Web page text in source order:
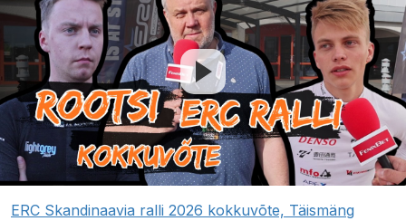
ERC Skandinaavia ralli 2026 kokkuvõte, Täismäng